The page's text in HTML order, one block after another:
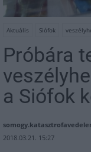
Aktuális Siófok
Próbára
a Siófok
2018.03.21. 15:27